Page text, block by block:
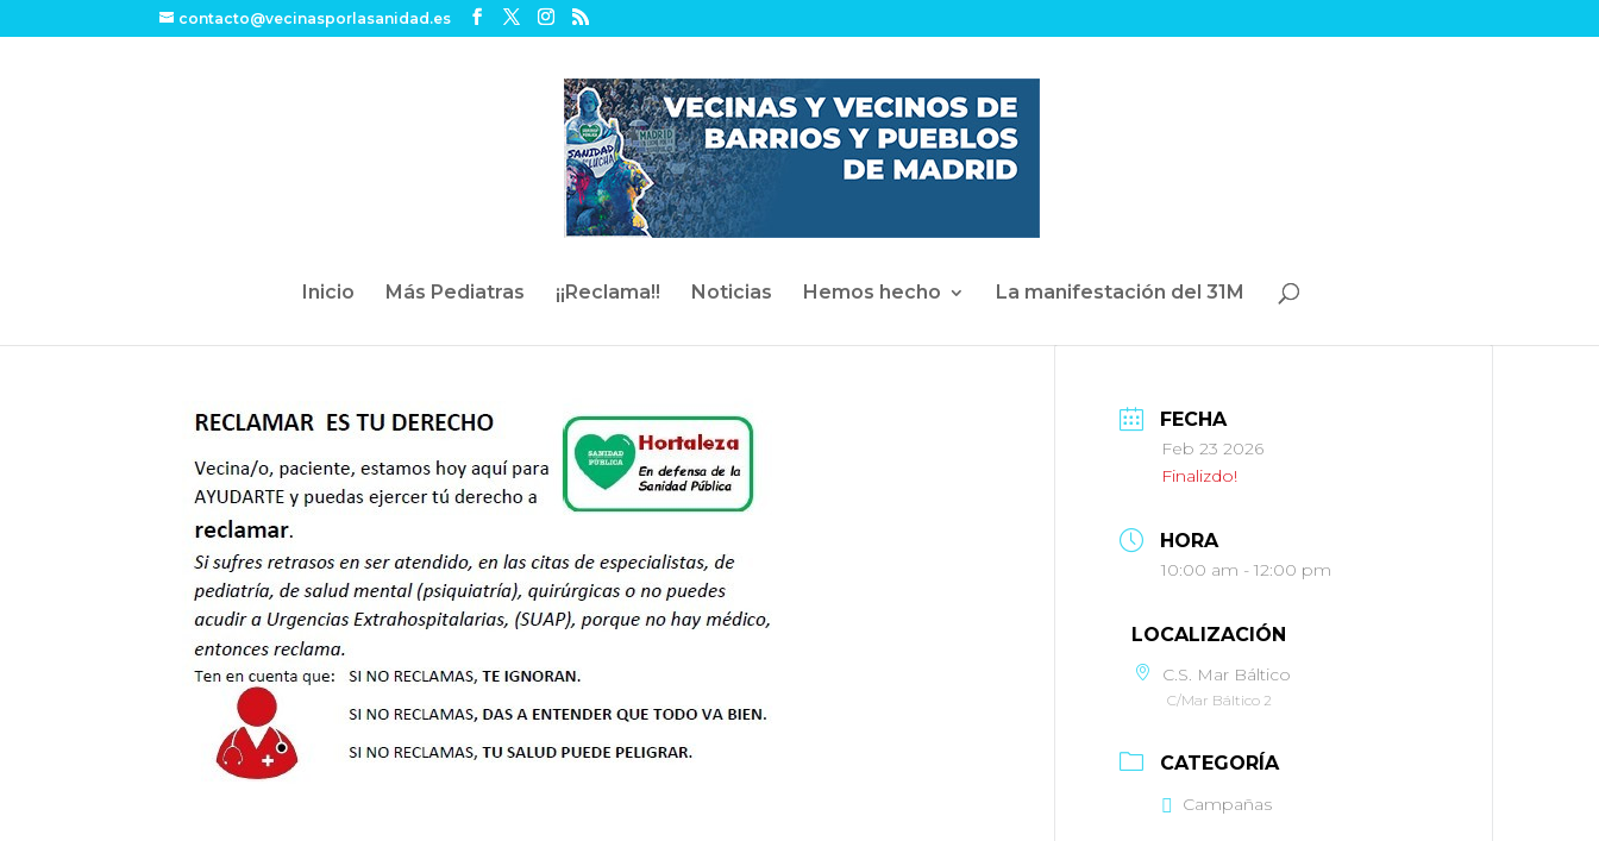
contacto@vecinasporlasanidad.es
Inicio Más Pediatras ¡¡Reclama!! Noticias Hemos hecho La manifestación del 31M
FECHA
Feb 23 2026
Finalizdo!
HORA
10:00 am - 12:00 pm
LOCALIZACIÓN
C.S. Mar Báltico
C/Mar Báltico 2
CATEGORÍA
Campañas